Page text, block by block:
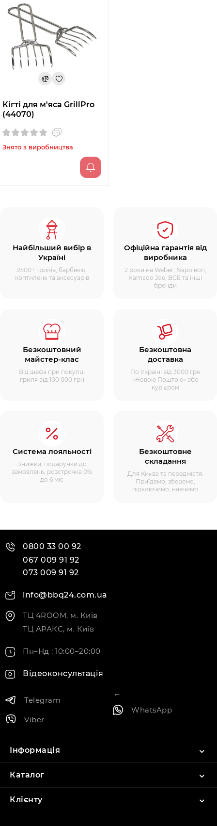
Кігті для м'яса GrillPro
(44070)
Знято з виробництва
Найбільший вибір в
Україні
2500+ грилів, барбекю,
коптилень та аксесуарів
Офіційна гарантія від
виробника
2 роки на Weber, Napoleon,
Kamado Joe, BGE та інші
бренди
Безкоштовний
майстер-клас
Від шефа при покупці
гриля від 100 000 грн
Безкоштовна
доставка
По Україні від 3000 грн
«Новою Поштою» або
кур’єром
Система лояльності
Знижки, подарунки до
замовлень, розстрочка 0%
до 6 міс
Безкоштовне
складання
Для Києва та передмістя.
Приїдемо, зберемо,
підключимо, навчимо
0800 33 00 92
067 009 91 92
073 009 91 92
info@bbq24.com.ua
ТЦ 4ROOM, м. Київ
ТЦ АРАКС, м. Київ
Пн–Нд : 10:00–20:00
Відеоконсультація
Telegram
Viber
WhatsApp
Інформація
Каталог
Клієнту